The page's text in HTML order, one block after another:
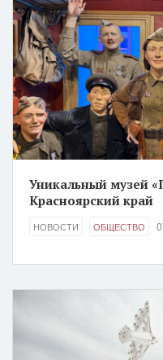
Уникальный музей
Красноярский край
НОВОСТИ ОБЩЕСТВО